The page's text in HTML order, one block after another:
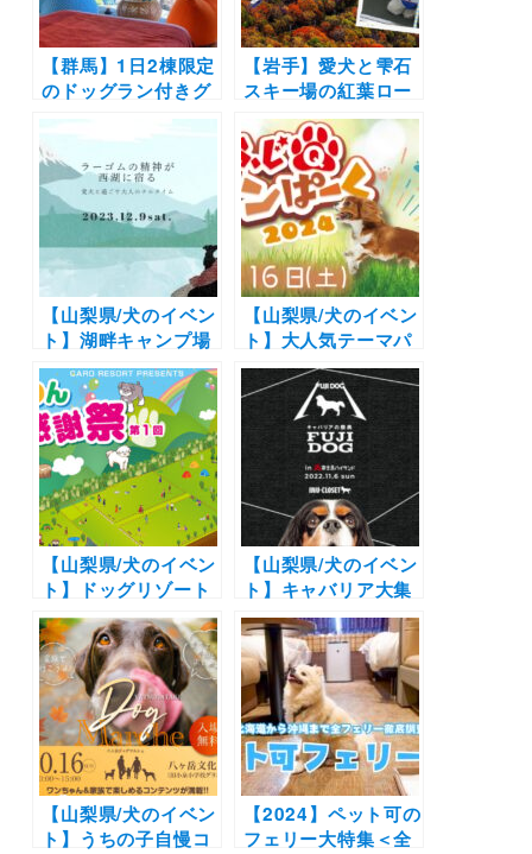
【群馬】1日2棟限定
のドッグラン付きグ
ランピング！川遊び
も楽しめるキャンプ
場「THE FIVE
RIVERS FINE
GLAMPING群馬白
沢」にグランピング
棟2022年7月15日オ
ープン！
【岩手】愛犬と雫石
スキー場の紅葉ロー
プウェー＆山頂ドッ
グランを楽しもう
♪「雫石紅葉ロープ
ウェー」秋の運行ス
タート！（2021年
10月31日まで）
【山梨県/犬のイベン
ト】湖畔キャンプ場
にて開催！愛犬と一
緒に楽しめるドッグ
イベント「2216（富
士Wan麓）in
SAIKO」12/9
【山梨県/犬のイベン
ト】大人気テーマパ
ークで愛犬と一緒に
楽しめるイベント
「ふじQワンぱーく
2024」ドッグタイム
レース・撮影会も
（富士急ハイラン
ド）3/16
【山梨県/犬のイベン
ト】ドッグリゾート
Woofの11周年記念
イベント「わんわん
大感謝祭」
3/6（日）開催 | 30
店以上のショップブ
ースやミニ運動会
も！
【山梨県/犬のイベン
ト】キャバリア大集
合！「キャバリアの
祭典 FUJI-DOG」
（富士急ハイラン
ド）マルシェ、ファ
ッションショーから
プチオフ会まで！楽
しいコンテンツが盛
りだくさん♪
【山梨県/犬のイベン
ト】うちの子自慢コ
【2024】ペット可の
フェリー大特集＜全